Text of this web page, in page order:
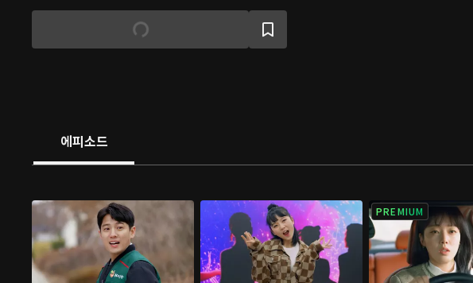
업 집안의 딸 미래는 친부에게 버려지고 입양된 아픔이 있고, 자신처럼 상처받은 아이
들의 치유를 돕고 싶다는 꿈을 품고 있다. 그 꿈을 실현하는 첫발을 내딛는 시기, 운명
에피소드
PREMIUM